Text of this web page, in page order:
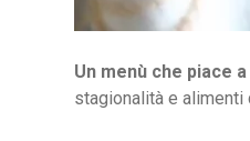
Un menù che piace
stagionalità e alimenti